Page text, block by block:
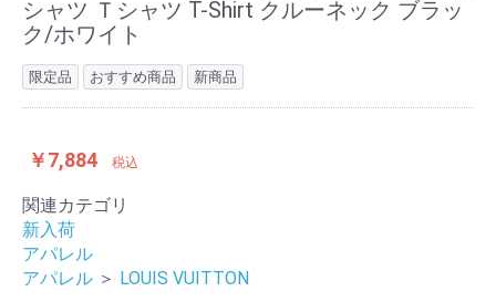
シャツ Ｔシャツ T-Shirt クルーネック ブラッ
ク/ホワイト
限定品 おすすめ商品 新商品
￥7,884 税込
関連カテゴリ
新入荷
アパレル
アパレル ＞ LOUIS VUITTON